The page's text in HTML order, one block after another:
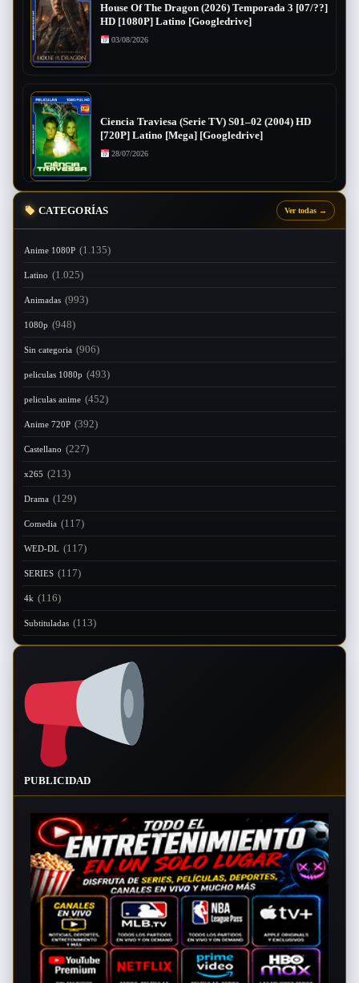
House Of The Dragon (2026) Temporada 3 [07/??]
HD [1080P] Latino [Googledrive]
03/08/2026
Ciencia Traviesa (Serie TV) S01–02 (2004) HD
[720P] Latino [Mega] [Googledrive]
28/07/2026
CATEGORÍAS Ver todas →
Anime 1080P (1.135)
Latino (1.025)
Animadas (993)
1080p (948)
Sin categoria (906)
peliculas 1080p (493)
peliculas anime (452)
Anime 720P (392)
Castellano (227)
x265 (213)
Drama (129)
Comedia (117)
WED-DL (117)
SERIES (117)
4k (116)
Subtituladas (113)
PUBLICIDAD